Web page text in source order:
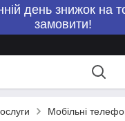
день знижок на
замовити!
Мобільні